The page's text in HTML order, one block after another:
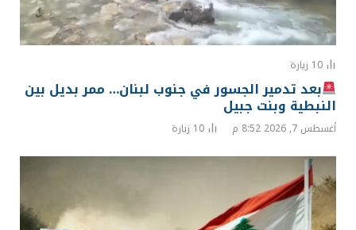
10 زيارة
بعد تدمير الجسور في جنوب لبنان… ممر بديل بين
النبطية وبنت جبيل
أغسطس 7, 2026 8:52 م 10 زيارة